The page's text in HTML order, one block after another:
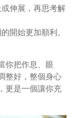
伸展，再思考解
開始更加順利。
你把作息、眼
整好，整個身心
更是一個讓你充